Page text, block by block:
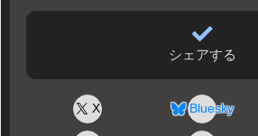
シェアする
X Bluesky